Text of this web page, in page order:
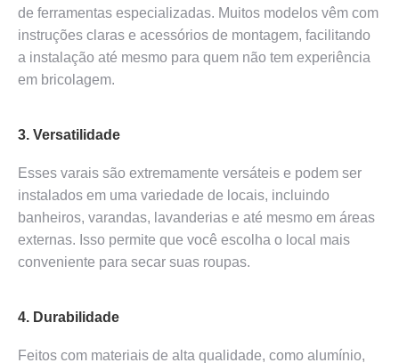
de ferramentas especializadas. Muitos modelos vêm com
instruções claras e acessórios de montagem, facilitando
a instalação até mesmo para quem não tem experiência
em bricolagem.
3. Versatilidade
Esses varais são extremamente versáteis e podem ser
instalados em uma variedade de locais, incluindo
banheiros, varandas, lavanderias e até mesmo em áreas
externas. Isso permite que você escolha o local mais
conveniente para secar suas roupas.
4. Durabilidade
Feitos com materiais de alta qualidade, como alumínio,